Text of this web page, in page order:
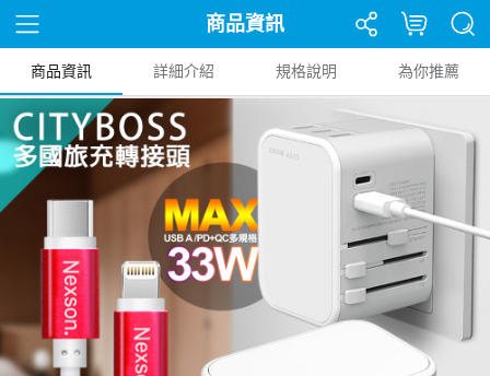
商品資訊
商品資訊 詳細介紹 規格說明 為你推薦